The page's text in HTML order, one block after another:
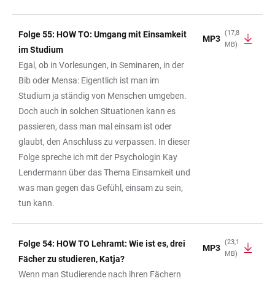
Folge 55: HOW TO: Umgang mit Einsamkeit
im Studium
Egal, ob in Vorlesungen, in Seminaren, in der
Bib oder Mensa: Eigentlich ist man im
Studium ja ständig von Menschen umgeben.
Doch auch in solchen Situationen kann es
passieren, dass man mal einsam ist oder
glaubt, den Anschluss zu verpassen. In dieser
Folge spreche ich mit der Psychologin Kay
Lendermann über das Thema Einsamkeit und
was man gegen das Gefühl, einsam zu sein,
tun kann.
MP3
(17,8
MB)
Folge 54: HOW TO Lehramt: Wie ist es, drei
Fächer zu studieren, Katja?
Wenn man Studierende nach ihren Fächern
MP3
(23,1
MB)